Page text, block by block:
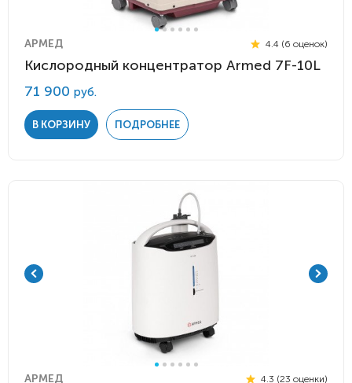
АРМЕД 4.4 (6 оценок)
Кислородный концентратор Armed 7F-10L
71 900 руб.
В КОРЗИНУ ПОДРОБНЕЕ
АРМЕД 4.3 (23 оценки)